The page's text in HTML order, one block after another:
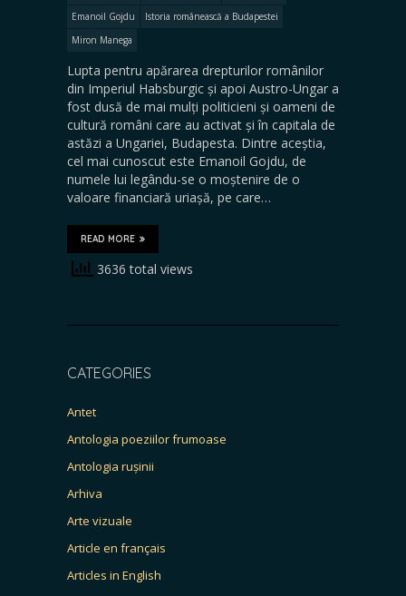
Emanoil Gojdu
Istoria românească a Budapestei
Miron Manega
Lupta pentru apărarea drepturilor românilor
din Imperiul Habsburgic și apoi Austro-Ungar a
fost dusă de mai mulți politicieni și oameni de
cultură români care au activat și în capitala de
astăzi a Ungariei, Budapesta. Dintre aceștia,
cel mai cunoscut este Emanoil Gojdu, de
numele lui legându-se o moștenire de o
valoare financiară uriașă, pe care…
READ MORE
3636 total views
CATEGORIES
Antet
Antologia poeziilor frumoase
Antologia rușinii
Arhiva
Arte vizuale
Article en français
Articles in English